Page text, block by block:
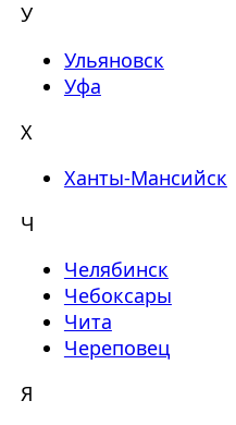
У
Ульяновск
Уфа
Х
Ханты-Мансийск
Ч
Челябинск
Чебоксары
Чита
Череповец
Я